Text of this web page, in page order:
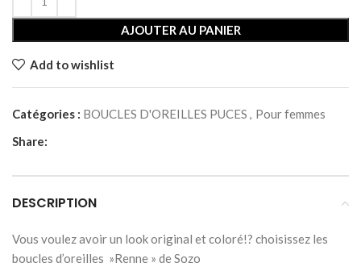
AJOUTER AU PANIER
Add to wishlist
Catégories : BOUCLES D'OREILLES PUCES , Pour femmes
Share:
DESCRIPTION
Vous voulez avoir un look original et coloré!? choisissez les
boucles d’oreilles »Renne » de Sozo